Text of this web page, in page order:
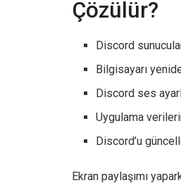
Çözülür?
Discord
Bilgisayarı
Discord ses
Uygulama
Discord’u
Ekran paylaşımı